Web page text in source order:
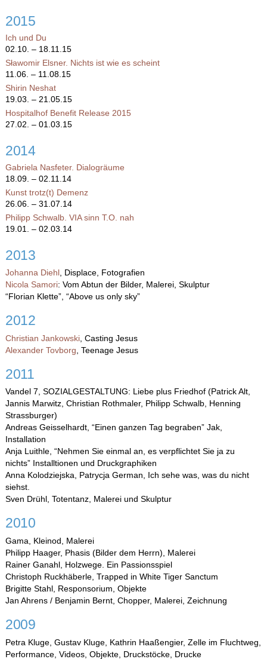
2015
Ich und Du
02.10. – 18.11.15
Sławomir Elsner. Nichts ist wie es scheint
11.06. – 11.08.15
Shirin Neshat
19.03. – 21.05.15
Hospitalhof Benefit Release 2015
27.02. – 01.03.15
2014
Gabriela Nasfeter. Dialogräume
18.09. – 02.11.14
Kunst trotz(t) Demenz
26.06. – 31.07.14
Philipp Schwalb. VIA sinn T.O. nah
19.01. – 02.03.14
2013
Johanna Diehl, Displace, Fotografien
Nicola Samori: Vom Abtun der Bilder, Malerei, Skulptur
“Florian Klette”, “Above us only sky”
2012
Christian Jankowski, Casting Jesus
Alexander Tovborg , Teenage Jesus
2011
Vandel 7, SOZIALGESTALTUNG: Liebe plus Friedhof (Patrick Alt,
Jannis Marwitz, Christian Rothmaler, Philipp Schwalb, Henning
Strassburger)
Andreas Geisselhardt, “Einen ganzen Tag begraben” Jak,
Installation
Anja Luithle, “Nehmen Sie einmal an, es verpflichtet Sie ja zu
nichts” Installtionen und Druckgraphiken
Anna Kolodziejska, Patrycja German, Ich sehe was, was du nicht
siehst.
Sven Drühl, Totentanz, Malerei und Skulptur
2010
Gama, Kleinod, Malerei
Philipp Haager, Phasis (Bilder dem Herrn), Malerei
Rainer Ganahl, Holzwege. Ein Passionsspiel
Christoph Ruckhäberle, Trapped in White Tiger Sanctum
Brigitte Stahl, Responsorium, Objekte
Jan Ahrens / Benjamin Bernt, Chopper, Malerei, Zeichnung
2009
Petra Kluge, Gustav Kluge, Kathrin Haaßengier, Zelle im Fluchtweg,
Performance, Videos, Objekte, Druckstöcke, Drucke